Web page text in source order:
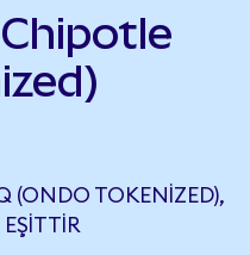
(ONDO TOKENIZED),